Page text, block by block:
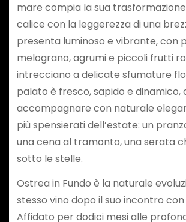
mare compia la sua
calice con la leggerezza di una
presenta luminoso e vibrante, con
melograno, agrumi e piccoli frutti
intrecciano a delicate sfumature
palato è fresco, sapido e dinamico,
accompagnare con naturale
più spensierati dell’estate: un
una cena al tramonto, una serata
sotto le stelle.
Ostrea in Fundo è la naturale
stesso vino dopo il suo incontro
Affidato per dodici mesi alle